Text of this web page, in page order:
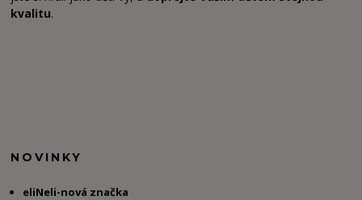
kvalitu.
NOVINKY
eliNeli-nová značka